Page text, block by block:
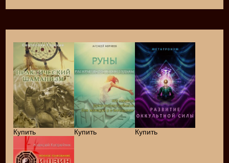
Купить Купить Купить